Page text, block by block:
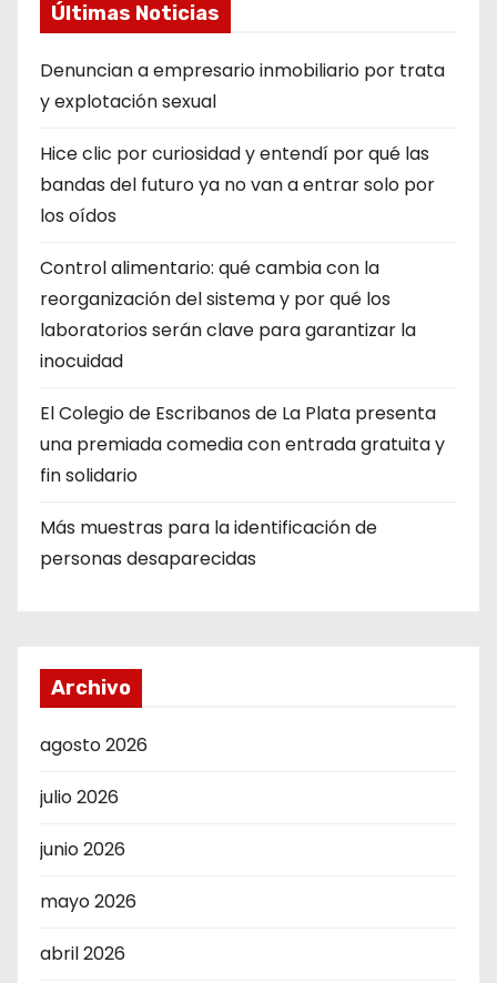
Últimas Noticias
Denuncian a empresario inmobiliario por trata
y explotación sexual
Hice clic por curiosidad y entendí por qué las
bandas del futuro ya no van a entrar solo por
los oídos
Control alimentario: qué cambia con la
reorganización del sistema y por qué los
laboratorios serán clave para garantizar la
inocuidad
El Colegio de Escribanos de La Plata presenta
una premiada comedia con entrada gratuita y
fin solidario
Más muestras para la identificación de
personas desaparecidas
Archivo
agosto 2026
julio 2026
junio 2026
mayo 2026
abril 2026